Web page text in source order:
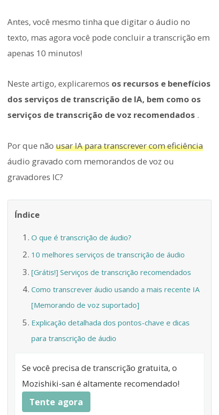
Antes, você mesmo tinha que digitar o áudio no
texto, mas agora você pode concluir a transcrição em
apenas 10 minutos!
Neste artigo, explicaremos os recursos e benefícios
dos serviços de transcrição de IA, bem como os
serviços de transcrição de voz recomendados .
Por que não usar IA para transcrever com eficiência
áudio gravado com memorandos de voz ou
gravadores IC?
Índice
O que é transcrição de áudio?
10 melhores serviços de transcrição de áudio
[Grátis!] Serviços de transcrição recomendados
Como transcrever áudio usando a mais recente IA
[Memorando de voz suportado]
Explicação detalhada dos pontos-chave e dicas
para transcrição de áudio
Se você precisa de transcrição gratuita, o
Mozishiki-san é altamente recomendado!
Tente agora